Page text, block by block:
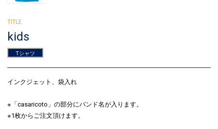
kids
Tシャツ
インクジェット、袋入れ
※「casaricoto」の部分にバンド名が入ります。
※1枚からご注文頂けます。